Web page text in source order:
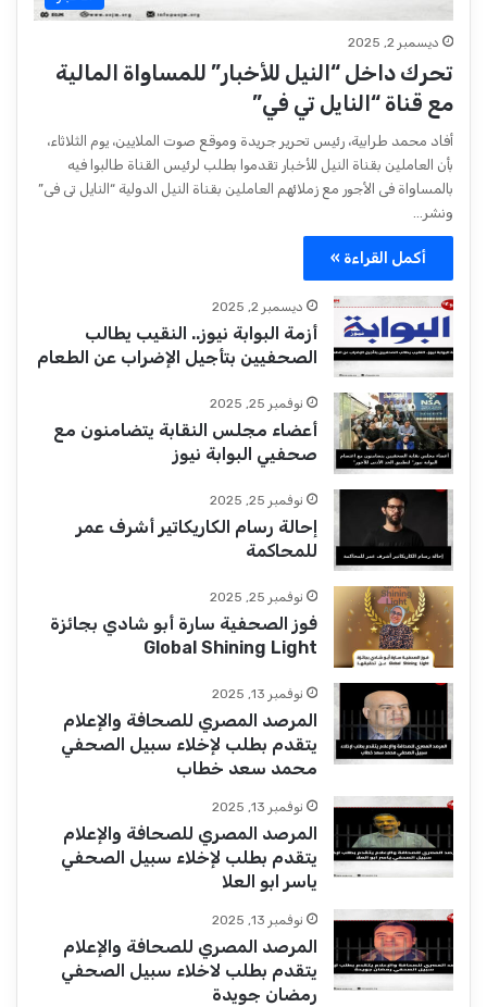
ديسمبر 2, 2025
تحرك داخل “النيل للأخبار” للمساواة المالية
مع قناة “النايل تي في”
أفاد محمد طرابية، ‎رئيس تحرير جريدة وموقع صوت الملايين، يوم الثلاثاء،
بأن العاملين بقناة النيل للأخبار تقدموا بطلب لرئيس القناة طالبوا فيه
بالمساواة فى الأجور مع زملائهم العاملين بقناة النيل الدولية “النايل تى فى”
ونشر…
أكمل القراءة »
ديسمبر 2, 2025
أزمة البوابة نيوز.. النقيب يطالب
الصحفيين بتأجيل الإضراب عن الطعام
نوفمبر 25, 2025
أعضاء مجلس النقابة يتضامنون مع
صحفيي البوابة نيوز
نوفمبر 25, 2025
إحالة رسام الكاريكاتير أشرف عمر
للمحاكمة
نوفمبر 25, 2025
فوز الصحفية سارة أبو شادي بجائزة
Global Shining Light
نوفمبر 13, 2025
المرصد المصري للصحافة والإعلام
يتقدم بطلب لإخلاء سبيل الصحفي
محمد سعد خطاب
نوفمبر 13, 2025
المرصد المصري للصحافة والإعلام
يتقدم بطلب لإخلاء سبيل الصحفي
ياسر ابو العلا
نوفمبر 13, 2025
المرصد المصري للصحافة والإعلام
يتقدم بطلب لاخلاء سبيل الصحفي
رمضان جويدة